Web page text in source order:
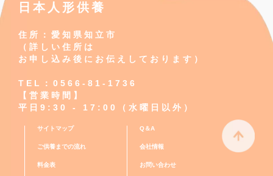
日本人形供養
住所：愛知県知立市
（詳しい住所は
お申し込み後にお伝えしております）
TEL：0566-81-1736
【営業時間】
平日9:30 - 17:00（水曜日以外）
サイトマップ
ご供養までの流れ
料金表
Q＆A
会社情報
お問い合わせ